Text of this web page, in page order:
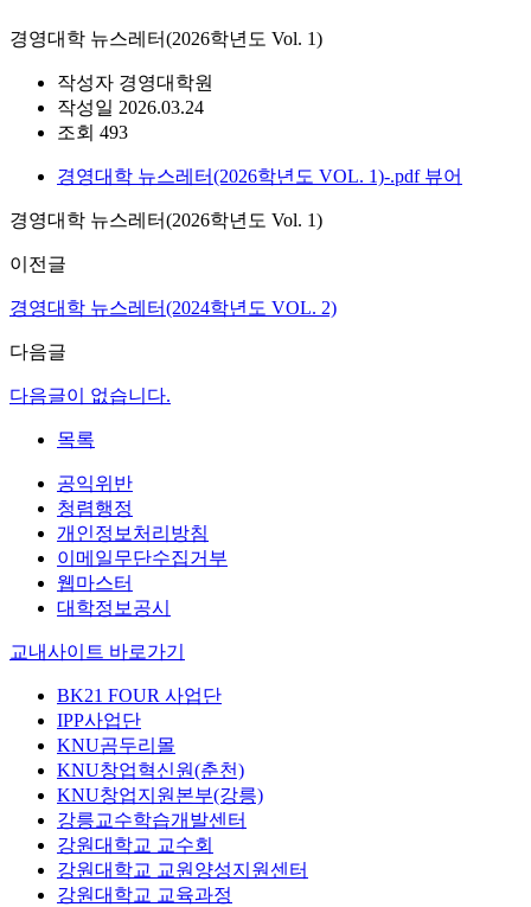
경영대학 뉴스레터(2026학년도 Vol. 1)
작성자 경영대학원
작성일 2026.03.24
조회 493
경영대학 뉴스레터(2026학년도 VOL. 1)-.pdf 뷰어
경영대학 뉴스레터(2026학년도 Vol. 1)
이전글
경영대학 뉴스레터(2024학년도 VOL. 2)
다음글
다음글이 없습니다.
목록
공익위반
청렴행정
개인정보처리방침
이메일무단수집거부
웹마스터
대학정보공시
교내사이트 바로가기
BK21 FOUR 사업단
IPP사업단
KNU곰두리몰
KNU창업혁신원(춘천)
KNU창업지원본부(강릉)
강릉교수학습개발센터
강원대학교 교수회
강원대학교 교원양성지원센터
강원대학교 교육과정